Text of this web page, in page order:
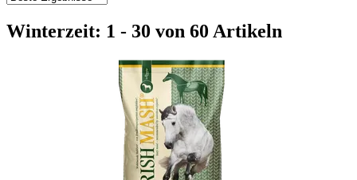
Winterzeit: 1 - 30 von 60 Artikeln